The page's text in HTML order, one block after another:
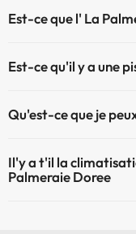
Est-ce que l' La
Est-ce qu'il y a une
plus d'info sur la piscine
Qu'est-ce que je
peuvent être payantes) :
Il'y a t'il la
Palmeraie Doree